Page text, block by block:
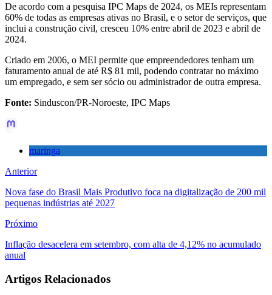
De acordo com a pesquisa IPC Maps de 2024, os MEIs representam
60% de todas as empresas ativas no Brasil, e o setor de serviços, que
inclui a construção civil, cresceu 10% entre abril de 2023 e abril de
2024.
Criado em 2006, o MEI permite que empreendedores tenham um
faturamento anual de até R$ 81 mil, podendo contratar no máximo
um empregado, e sem ser sócio ou administrador de outra empresa.
Fonte: Sinduscon/PR-Noroeste, IPC Maps
maringa
Anterior
Nova fase do Brasil Mais Produtivo foca na digitalização de 200 mil
pequenas indústrias até 2027
Próximo
Inflação desacelera em setembro, com alta de 4,12% no acumulado
anual
Artigos Relacionados